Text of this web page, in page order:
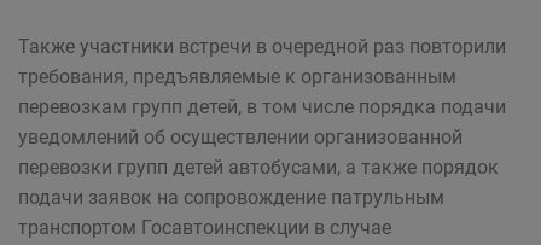
Также участники встречи в очередной раз повторили
требования, предъявляемые к организованным
перевозкам групп детей, в том числе порядка подачи
уведомлений об осуществлении организованной
перевозки групп детей автобусами, а также порядок
подачи заявок на сопровождение патрульным
транспортом Госавтоинспекции в случае